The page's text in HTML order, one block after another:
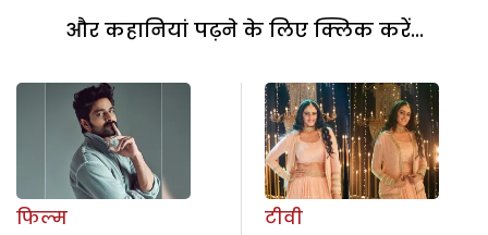
और कहानियां पढ़ने के लिए क्लिक करें...
फिल्म
टीवी